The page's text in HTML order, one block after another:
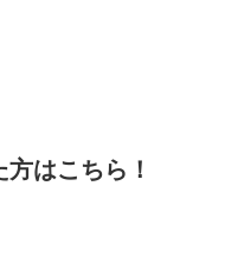
はこちら！